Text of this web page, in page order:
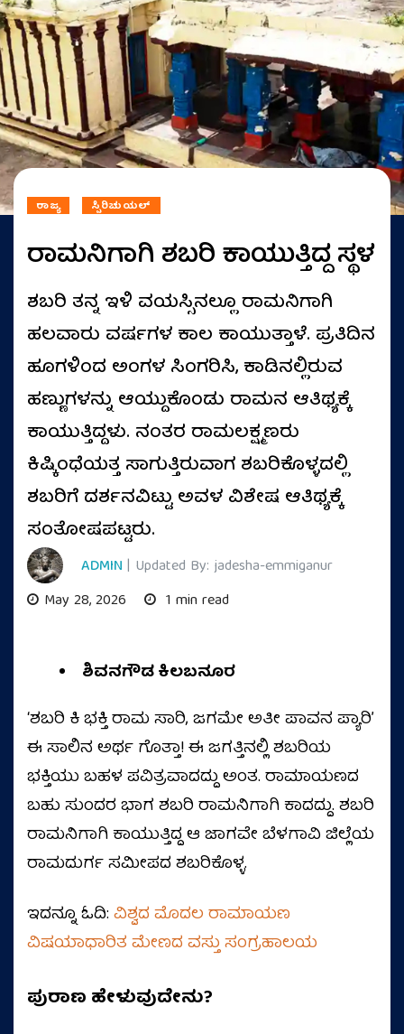
ರಾಜ್ಯ ಸ್ಪಿರಿಚುಯಲ್
ರಾಮನಿಗಾಗಿ ಶಬರಿ ಕಾಯುತ್ತಿದ್ದ ಸ್ಥಳ
ಶಬರಿ ತನ್ನ ಇಳಿ ವಯಸ್ಸಿನಲ್ಲೂ ರಾಮನಿಗಾಗಿ
ಹಲವಾರು ವರ್ಷಗಳ ಕಾಲ ಕಾಯುತ್ತಾಳೆ. ಪ್ರತಿದಿನ
ಹೂಗಳಿಂದ ಅಂಗಳ ಸಿಂಗರಿಸಿ, ಕಾಡಿನಲ್ಲಿರುವ
ಹಣ್ಣುಗಳನ್ನು ಆಯ್ದುಕೊಂಡು ರಾಮನ ಆತಿಥ್ಯಕ್ಕೆ
ಕಾಯುತ್ತಿದ್ದಳು. ನಂತರ ರಾಮಲಕ್ಷ್ಮಣರು
ಕಿಷ್ಕಿಂಧೆಯತ್ತ ಸಾಗುತ್ತಿರುವಾಗ ಶಬರಿಕೊಳ್ಳದಲ್ಲಿ
ಶಬರಿಗೆ ದರ್ಶನವಿಟ್ಟು ಅವಳ ವಿಶೇಷ ಆತಿಥ್ಯಕ್ಕೆ
ಸಂತೋಷಪಟ್ಟರು.
ADMIN | Updated By: jadesha-emmiganur
May 28, 2026
1 min read
ಶಿವನಗೌಡ ಕಿಲಬನೂರ
ʻಶಬರಿ ಕಿ ಭಕ್ತಿ ರಾಮ ಸಾರಿ, ಜಗಮೇ ಅತೀ ಪಾವನ ಪ್ಯಾರಿʼ
ಈ ಸಾಲಿನ ಅರ್ಥ ಗೊತ್ತಾ! ಈ ಜಗತ್ತಿನಲ್ಲಿ ಶಬರಿಯ
ಭಕ್ತಿಯು ಬಹಳ ಪವಿತ್ರವಾದದ್ದು ಅಂತ. ರಾಮಾಯಣದ
ಬಹು ಸುಂದರ ಭಾಗ ಶಬರಿ ರಾಮನಿಗಾಗಿ ಕಾದದ್ದು. ಶಬರಿ
ರಾಮನಿಗಾಗಿ ಕಾಯುತ್ತಿದ್ದ ಆ ಜಾಗವೇ ಬೆಳಗಾವಿ ಜಿಲ್ಲೆಯ
ರಾಮದುರ್ಗ ಸಮೀಪದ ಶಬರಿಕೊಳ್ಳ.
ಇದನ್ನೂ ಓದಿ:ವಿಶ್ವದ ಮೊದಲ ರಾಮಾಯಣ
ವಿಷಯಾಧಾರಿತ ಮೇಣದ ವಸ್ತು ಸಂಗ್ರಹಾಲಯ
ಪುರಾಣ ಹೇಳುವುದೇನು?